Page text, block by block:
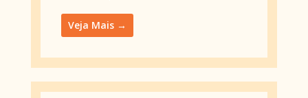
Veja Mais →